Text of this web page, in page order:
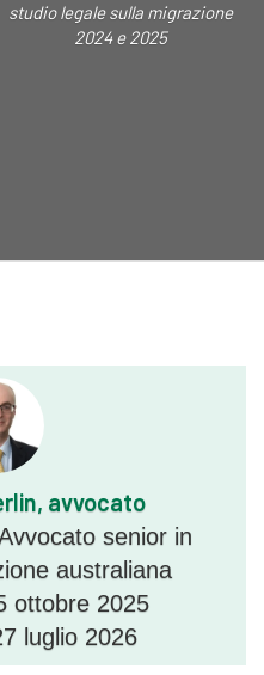
studio legale sulla migrazione
2024 e 2025
avvocato
senior in
australiana
ottobre 2025
luglio 2026